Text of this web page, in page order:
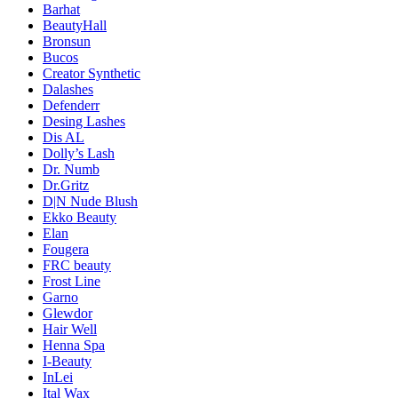
Barhat
BeautyHall
Bronsun
Bucos
Creator Synthetic
Dalashes
Defenderr
Desing Lashes
Dis AL
Dolly’s Lash
Dr. Numb
Dr.Gritz
D|N Nude Blush
Ekko Beauty
Elan
Fougera
FRC beauty
Frost Line
Garno
Glewdor
Hair Well
Henna Spa
I-Beauty
InLei
Ital Wax